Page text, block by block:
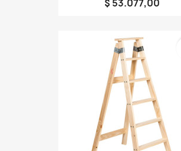
$ 53.077,00